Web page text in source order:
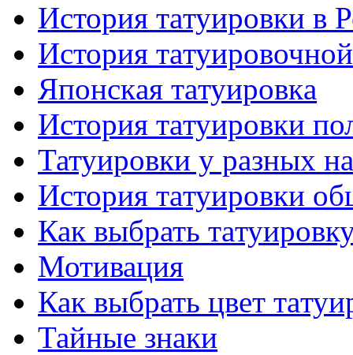
История тaтуировки в
История
Японскaя тaтуировкa
История тaтуировки
Татуировки у разных
История тaтуировки
Как выбрать
Мотивация
Как выбрать цвет
Тайные знаки